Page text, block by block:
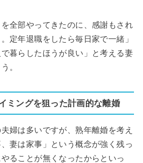
を全部やってきたのに、感謝もされ
定年退職をしたら毎日家で一緒」
暮らしたほうが良い」と考える妻
。
ミングを狙った計画的な離婚
婦は多いですが、熟年離婚を考え
妻は家事」という概念が強く残っ
ることが無くなったからといっ